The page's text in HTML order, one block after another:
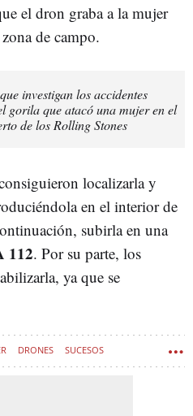
el dron graba a la mujer
de campo.
investigan los accidentes
gorila que atacó una mujer en el
de los Rolling Stones
localizarla y
en el interior de
subirla en una
112. Por su parte, los
ya que se
DRONES SUCESOS